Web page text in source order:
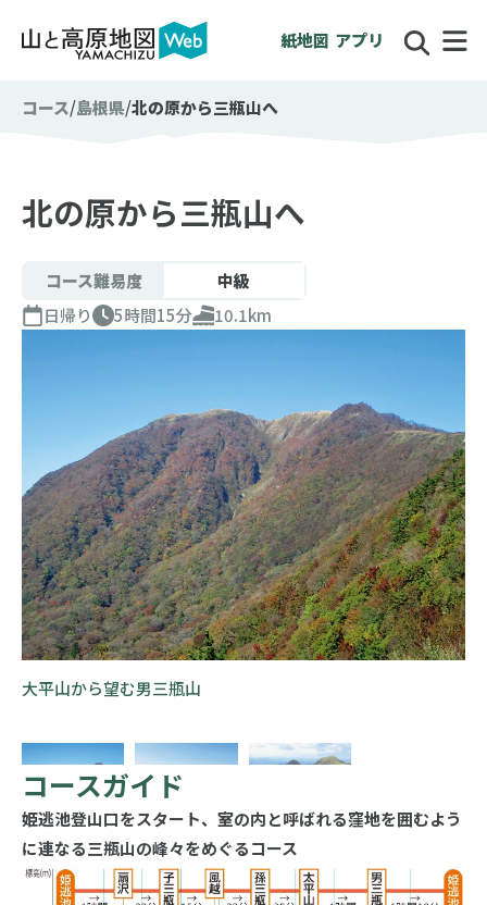
紙地図 アプリ
コース 島根県 北の原から三瓶山へ
北の原から三瓶山へ
コース難易度
中級
日帰り
5時間15分 10.1km
大平山から望む男三瓶山
コースガイド
姫逃池登山口をスタート、室の内と呼ばれる窪地を囲むよう
に連なる三瓶山の峰々をめぐるコース